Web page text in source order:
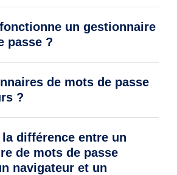
un gestionnaire
passe ?
de mots de passe
?
différence entre un
de mots de passe
navigateur et un